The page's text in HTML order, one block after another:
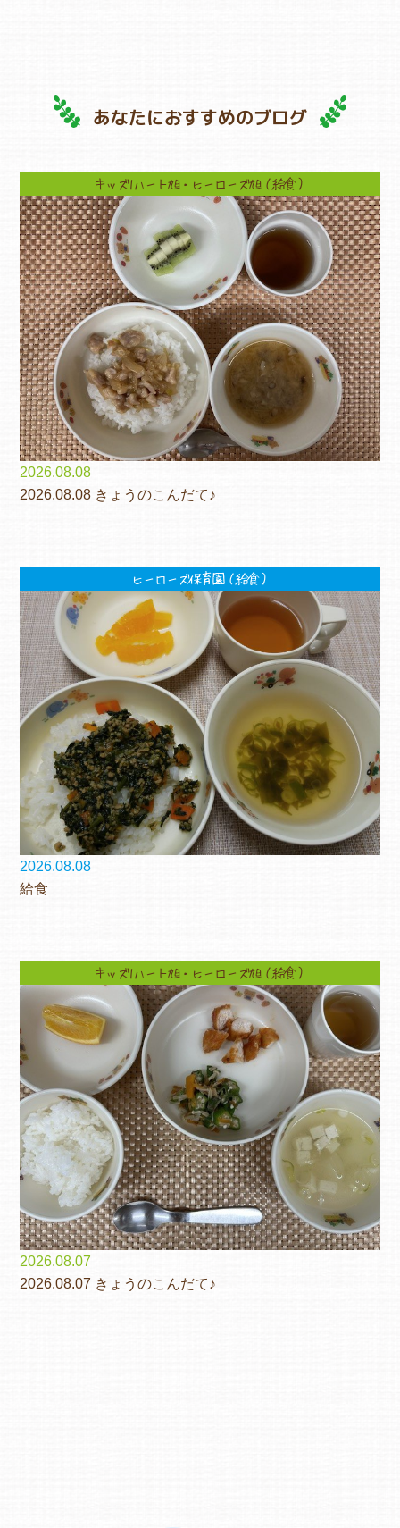
あなたにおすすめのブログ
キッズ1ハート旭・ヒーローズ旭（給食）
2026.08.08
2026.08.08 きょうのこんだて♪
ヒーローズ保育園（給食）
2026.08.08
給食
キッズ1ハート旭・ヒーローズ旭（給食）
2026.08.07
2026.08.07 きょうのこんだて♪